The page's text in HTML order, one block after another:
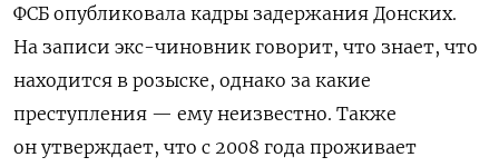
ФСБ опубликовала кадры задержания Донских.
На записи экс-чиновник говорит, что знает, что
находится в розыске, однако за какие
преступления — ему неизвестно. Также
он утверждает, что с 2008 года проживает